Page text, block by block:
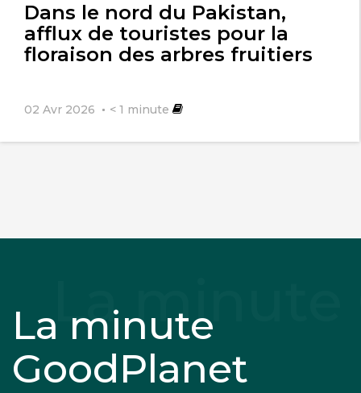
Dans le nord du Pakistan,
afflux de touristes pour la
floraison des arbres fruitiers
02 Avr 2026 < 1 minute
La minute
GoodPlanet